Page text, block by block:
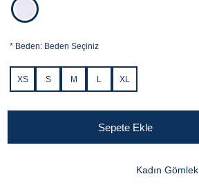
* Beden: Beden Seçiniz
XS S M L XL
Sepete Ekle
Kadın Gömlek